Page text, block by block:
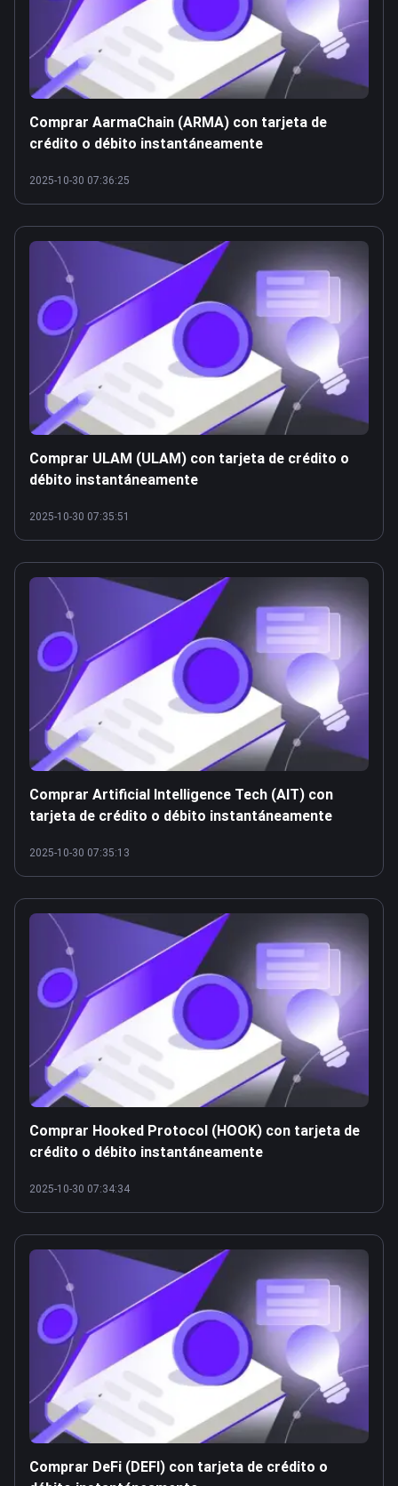
Comprar AarmaChain (ARMA) con tarjeta de
crédito o débito instantáneamente
2025-10-30 07:36:25
Comprar ULAM (ULAM) con tarjeta de crédito o
débito instantáneamente
2025-10-30 07:35:51
Comprar Artificial Intelligence Tech (AIT) con
tarjeta de crédito o débito instantáneamente
2025-10-30 07:35:13
Comprar Hooked Protocol (HOOK) con tarjeta de
crédito o débito instantáneamente
2025-10-30 07:34:34
Comprar DeFi (DEFI) con tarjeta de crédito o